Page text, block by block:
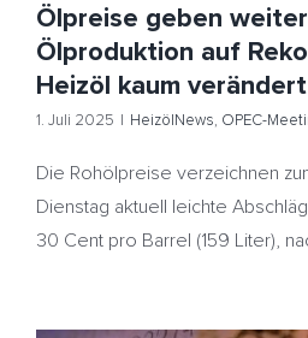
Ölpreise geben
Ölproduktion auf
Heizöl kaum verändert
1. Juli 2025 | HeizölNews, OPEC-
Die Rohölpreise verzeichnen
Dienstag aktuell leichte
30 Cent pro Barrel (159 Liter),